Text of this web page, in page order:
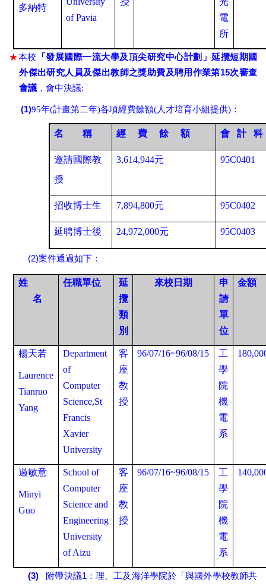
多納特
of Pavia
電
所
★本校 「發展國際一流大學及頂尖研究中心計劃」延攬短期國
外傑出研究人員及傑出教師之獎助費及聘用作業第15次審查
會議 ，會中決議:
(1)95年(計畫第二年)各項經費餘額(人才培育小組提供)：
名 稱 經 費 餘 額 會 計 科
邀請國際教
授
3,614,944元 95C0401
招收博士生 7,894,800元 95C0402
延聘博士後 24,972,000元 95C0403
(2)案件通過如下：
姓
名
任職單位
延
攬
類
別
來校日期
申
請
單
位
金額
楊天若
Laurence
Tianruo
Yang
Department
of
Computer
Science,St
Francis
Xavier
University
客
座
教
授
96/07/16~96/08/15
工
學
院
機
電
系
過敏意
Minyi
Guo
School of
Computer
Science and
Engineering
University
of Aizu
客
座
教
授
96/07/16~96/08/15
工
學
院
機
電
系
(3) 附帶決議1 ：理、工及海洋學院於「與國外學校教師共